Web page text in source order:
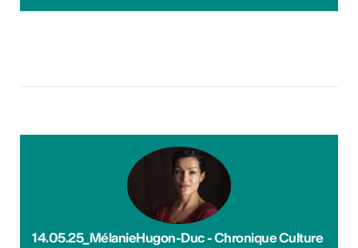
14.05.25_MélanieHugon-Duc - Chronique Culture